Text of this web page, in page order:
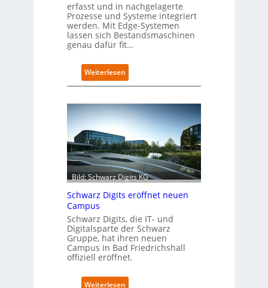
erfasst und in nachgelagerte
Prozesse und Systeme integriert
werden. Mit Edge-Systemen
lassen sich Bestandsmaschinen
genau dafür fit…
Weiterlesen:
R
t
r
o
f
i
t
-
D
t
n
s
a
u
e
Bild: Schwarz Digits KG
Schwarz Digits eröffnet neuen
Campus
Schwarz Digits, die IT- und
Digitalsparte der Schwarz
Gruppe, hat ihren neuen
Campus in Bad Friedrichshall
offiziell eröffnet.
Weiterlesen: